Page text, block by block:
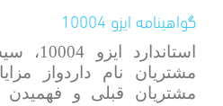
گواهینامه ایزو 10004
مشتریان نام داردواز
مشتریان قبلی و